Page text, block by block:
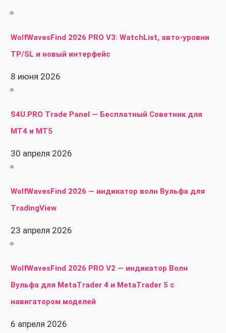
WolfWavesFind 2026 PRO V3: WatchList, авто-уровни
TP/SL и новый интерфейс
8 июня 2026
S4U.PRO Trade Panel — Бесплатный Советник для
MT4 и MT5
30 апреля 2026
WolfWavesFind 2026 — индикатор волн Вульфа для
TradingView
23 апреля 2026
WolfWavesFind 2026 PRO V2 — индикатор Волн
Вульфа для MetaTrader 4 и MetaTrader 5 с
навигатором моделей
6 апреля 2026